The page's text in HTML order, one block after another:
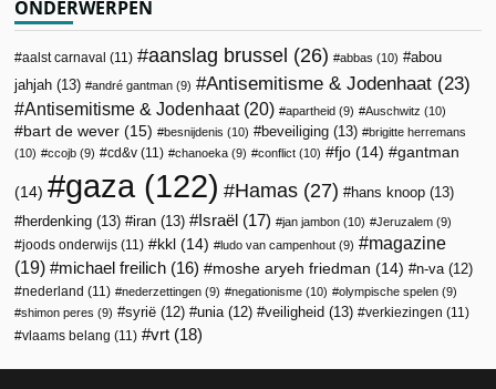
ONDERWERPEN
aalst carnaval (11) aanslag brussel (26) abbas (10)
abou
jahjah (13) andré gantman (9) Antisemitisme & Jodenhaat (23)
Antisemitisme & Jodenhaat(20) apartheid (9) Auschwitz (10)
bart de wever (15) besnijdenis (10) beveiliging (13)
brigitte herremans
(10)
ccojb (9) cd&v (11) chanoeka (9) conflict (10) fjo (14) gantman
(14) gaza(122) Hamas (27) hans knoop (13)
herdenking (13) iran (13) Israël (17) jan jambon (10) Jeruzalem (9)
joods onderwijs (11) kkl (14) ludo van campenhout (9)
magazine
(19)
michael freilich (16) moshe aryeh friedman (14) n-va(12)
nederland (11) nederzettingen (9) negationisme (10) olympische spelen (9)
shimon peres (9) syrië (12) unia(12) veiligheid (13) verkiezingen (11)
vlaams belang (11) vrt (18)